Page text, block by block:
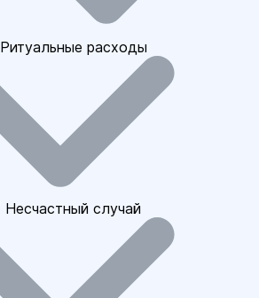
Ритуальные расходы
Несчастный случай